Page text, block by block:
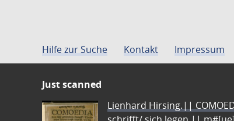
Hilfe zur Suche Kontakt Impressum
Just scanned
Lienhard Hirsing.||